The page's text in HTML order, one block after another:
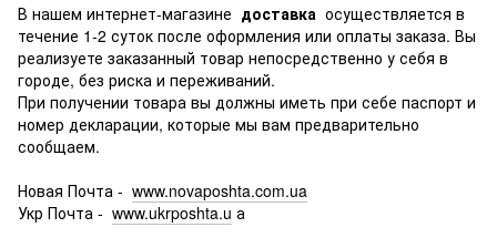
В нашем интернет-магазине доставка осуществляется в
течение 1-2 суток после оформления или оплаты заказа. Вы
реализуете заказанный товар непосредственно у себя в
городе, без риска и переживаний.
При получении товара вы должны иметь при себе паспорт и
номер декларации, которые мы вам предварительно
сообщаем.
Новая Почта - www.novaposhta.com.ua
Укр Почта - www.ukrposhta.u а